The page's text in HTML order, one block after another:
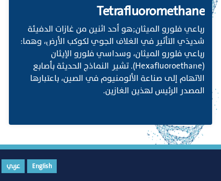
Tetrafluoromethane
رباعي فلورو الميثان;هو أحد اثنين من غازات الدفيئة
شديدَي التأثير في الغلاف الجوي لكوكب الأرض، وهما:
رباعي فلورو الميثان، وسداسي فلورو الإيثان
(Hexafluoroethane). تشير النماذج الحديثة بأصابع
الاتهام إلى صناعة الألومنيوم في الصين، باعتبارها
المصدر الرئيس لهذين الغازين.
English عربي